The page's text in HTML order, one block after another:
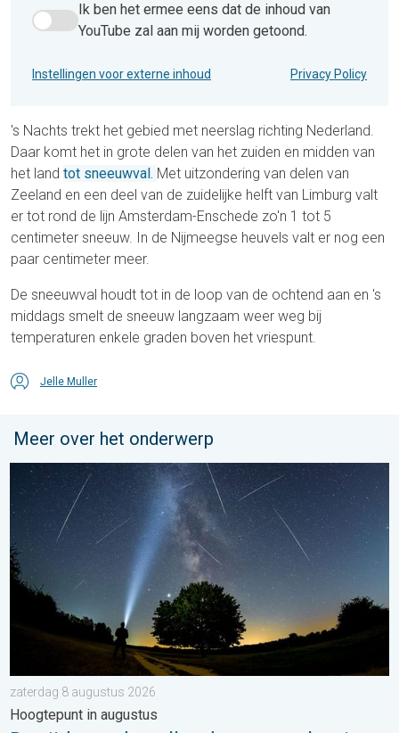
Ik ben het ermee eens dat de inhoud van YouTube zal aan
Ik ben het ermee eens dat de inhoud van
YouTube zal aan mij worden getoond.
Instellingen voor externe inhoud Privacy Policy
's Nachts trekt het gebied met neerslag richting Nederland.
Daar komt het in grote delen van het zuiden en midden van
het land tot sneeuwval. Met uitzondering van delen van
Zeeland en een deel van de zuidelijke helft van Limburg valt
er tot rond de lijn Amsterdam-Enschede zo'n 1 tot 5
centimeter sneeuw. In de Nijmeegse heuvels valt er nog een
paar centimeter meer.
De sneeuwval houdt tot in de loop van de ochtend aan en 's
middags smelt de sneeuw langzaam weer weg bij
temperaturen enkele graden boven het vriespunt.
Jelle Muller
Meer over het onderwerp
De tijd van de vallende sterren begint. Hoogtepunt in
zaterdag 8 augustus 2026
Hoogtepunt in augustus